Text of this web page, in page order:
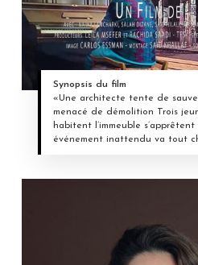
Synopsis du film
«Une architecte tente de
menacé de démolition Trois
habitent l’immeuble
événement inattendu va tout